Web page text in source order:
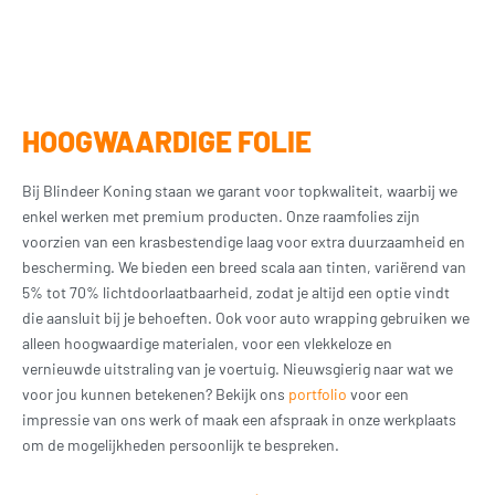
HOOGWAARDIGE FOLIE
Bij Blindeer Koning staan we garant voor topkwaliteit, waarbij we
enkel werken met premium producten. Onze raamfolies zijn
voorzien van een krasbestendige laag voor extra duurzaamheid en
bescherming. We bieden een breed scala aan tinten, variërend van
5% tot 70% lichtdoorlaatbaarheid, zodat je altijd een optie vindt
die aansluit bij je behoeften. Ook voor auto wrapping gebruiken we
alleen hoogwaardige materialen, voor een vlekkeloze en
vernieuwde uitstraling van je voertuig. Nieuwsgierig naar wat we
voor jou kunnen betekenen? Bekijk ons portfolio voor een
impressie van ons werk of maak een afspraak in onze werkplaats
om de mogelijkheden persoonlijk te bespreken.